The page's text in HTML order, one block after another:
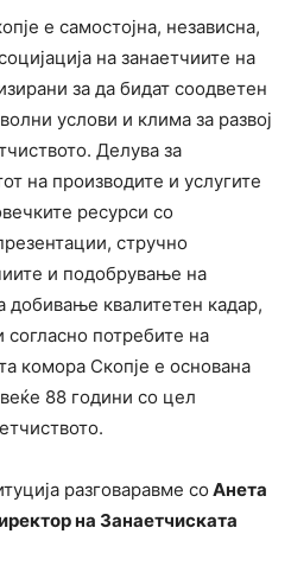
е самостојна, независна,
на занаетчиите на
за да бидат соодветен
услови и клима за развој
Делува за
на производите и услугите
ресурси со
стручно
и подобрување на
добивање квалитетен кадар,
потребите на
комора Скопје е основана
88 години со цел
разговаравме со Анета
на Занаетчиската